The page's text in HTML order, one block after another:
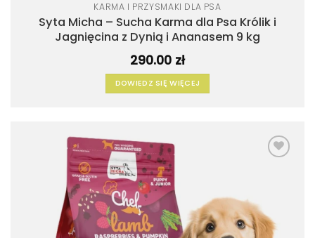
KARMA I PRZYSMAKI DLA PSA
Syta Micha – Sucha Karma dla Psa Królik i
Jagnięcina z Dynią i Ananasem 9 kg
290.00 zł
DOWIEDZ SIĘ WIĘCEJ